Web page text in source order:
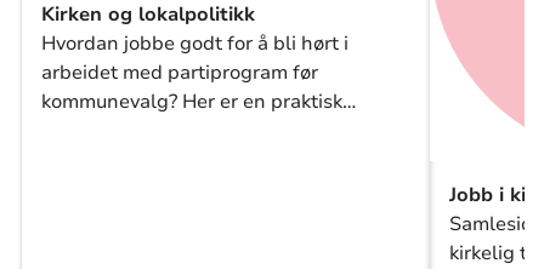
Kirken og lokalpolitikk
Hvordan jobbe godt for å bli hørt i
arbeidet med partiprogram før
kommunevalg? Her er en praktisk
Jobb i
kirkelig